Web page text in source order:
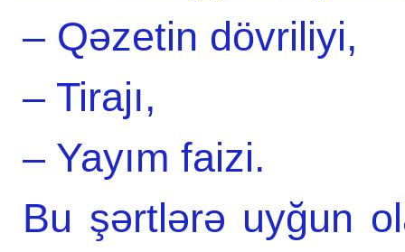
– Qəzetin dövriliyi,
– Tirajı,
– Yayım faizi.
Bu şərtlərə uyğun